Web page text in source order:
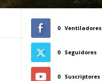
que termina en una luz
0 Ventiladores
0 Seguidores
0 Suscriptores